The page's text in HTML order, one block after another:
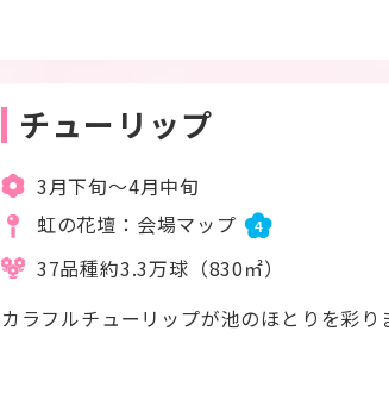
チューリップ
3月下旬～4月中旬
虹の花壇：会場マップ
4
37品種約3.3万球（830㎡）
カラフルチューリップが池のほとりを彩り